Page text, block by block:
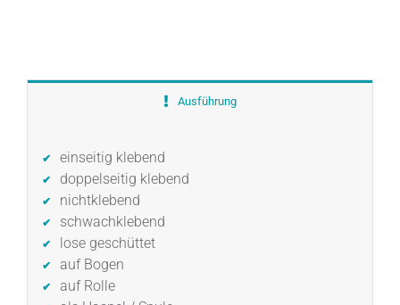
Ausführung
einseitig klebend
doppelseitig klebend
nichtklebend
schwachklebend
lose geschüttet
auf Bogen
auf Rolle